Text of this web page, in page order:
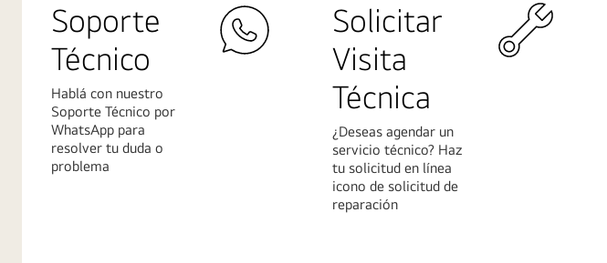
Soporte
Técnico
Hablá con nuestro
Soporte Técnico por
WhatsApp para
resolver tu duda o
problema
Solicitar
Visita
Técnica
¿Deseas agendar un
servicio técnico? Haz
tu solicitud en línea
icono de solicitud de
reparación